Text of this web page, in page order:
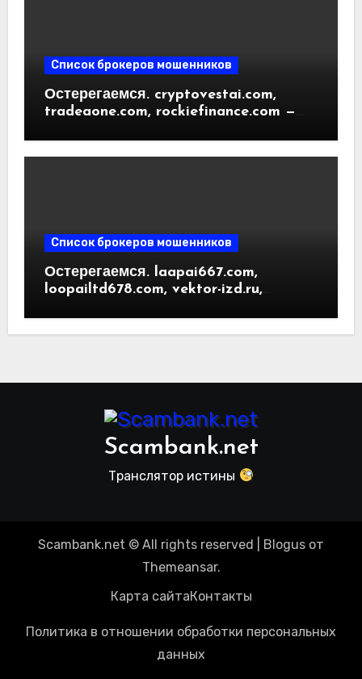
Список брокеров мошенников
Остерегаемся. cryptovestai.com,
tradeaone.com, rockiefinance.com —
Список брокеров мошенников
Остерегаемся. laapai667.com,
loopailtd678.com, vektor-izd.ru,
видом инвест проектов. Отзывы
Scambank.net
Транслятор истины
Scambank.net © All rights reserved Blogus от
Themeansar.
Карта сайтаКонтакты
Политика в отношении обработки персональных
данных